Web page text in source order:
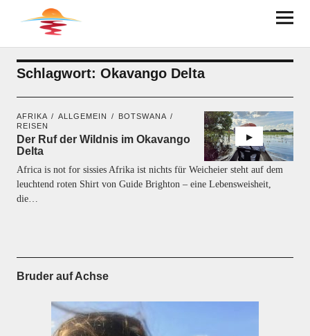
BRUDER AUF ACHSE
Schlagwort: Okavango Delta
AFRIKA ALLGEMEIN
BOTSWANA
REISEN
Der Ruf der Wildnis im Okavango
Delta
Africa is not for sissies Afrika ist nichts für Weicheier steht auf dem
leuchtend roten Shirt von Guide Brighton – eine Lebensweisheit,
die…
Bruder auf Achse